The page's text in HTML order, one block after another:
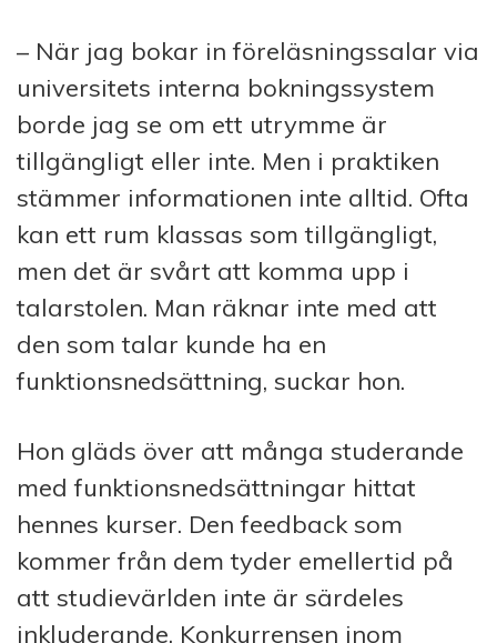
– När jag bokar in föreläsningssalar via
universitets interna bokningssystem
borde jag se om ett utrymme är
tillgängligt eller inte. Men i praktiken
stämmer informationen inte alltid. Ofta
kan ett rum klassas som tillgängligt,
men det är svårt att komma upp i
talarstolen. Man räknar inte med att
den som talar kunde ha en
funktionsnedsättning, suckar hon.
Hon gläds över att många studerande
med funktionsnedsättningar hittat
hennes kurser. Den feedback som
kommer från dem tyder emellertid på
att studievärlden inte är särdeles
inkluderande. Konkurrensen inom